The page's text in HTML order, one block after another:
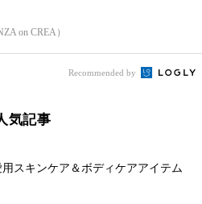
on CREA）
Recommended by
気記事
スキンケア＆ボディケアアイテム